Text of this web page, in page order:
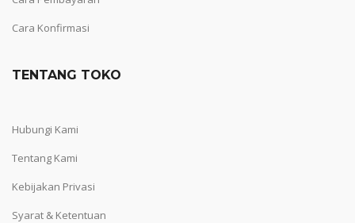
Cara Konfirmasi
TENTANG TOKO
Hubungi Kami
Tentang Kami
Kebijakan Privasi
Syarat & Ketentuan